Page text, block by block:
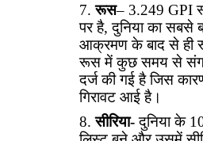
रूस– 3.249 GPI
पर है, दुनिया का
आक्रमण के बाद से ही
रूस में कुछ समय से
दर्ज की गई है जिस
गिरावट आई है।
सीरिया-दुनिया के